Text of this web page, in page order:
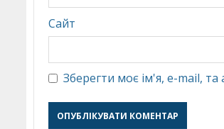
Сайт
Зберегти моє ім'я, e-mail,